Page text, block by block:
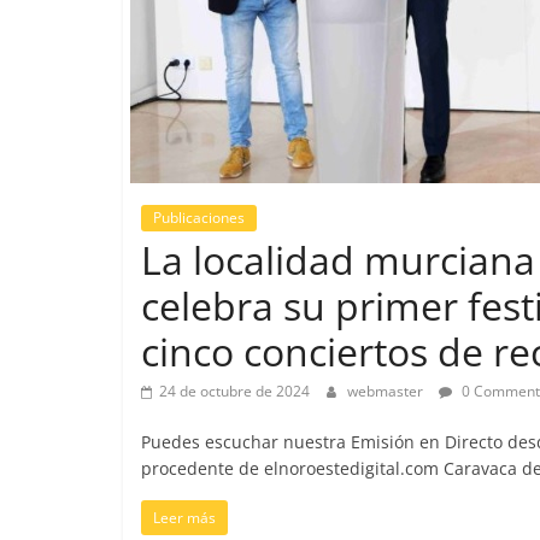
Sur
Energía
Flamenca
–
siente
pasión
del
Publicaciones
La localidad
celebra su primer
cinco conciertos de
24 de octubre de 2024 webmaster 0
Puedes escuchar nuestra Emisión en Directo
procedente de elnoroestedigital.com Caravaca
Leer más